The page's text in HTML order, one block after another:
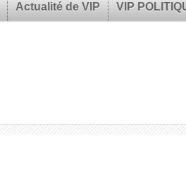
Actualité de VIP VIP